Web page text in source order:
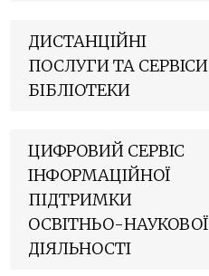
ДИСТАНЦІЙНІ
ПОСЛУГИ ТА СЕРВІСИ
БІБЛІОТЕКИ
ЦИФРОВИЙ СЕРВІС
ІНФОРМАЦІЙНОЇ
ПІДТРИМКИ
ОСВІТНЬО-НАУКОВОЇ
ДІЯЛЬНОСТІ